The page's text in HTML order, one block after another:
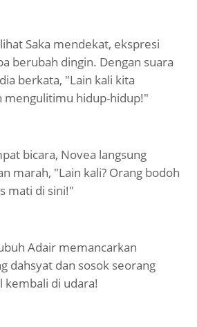
Saka mendekat, ekspresi
berubah dingin. Dengan suara
berkata, "Lain kali kita
mengulitimu hidup-hidup!"
bicara, Novea langsung
marah, "Lain kali? Orang bodoh
mati di sini!"
Adair memancarkan
dahsyat dan sosok seorang
kembali di udara!